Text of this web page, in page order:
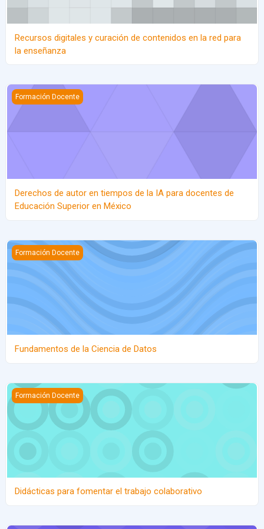
Recursos digitales y curación de contenidos en la red para
la enseñanza
Derechos de autor en tiempos de la IA para docentes de
Formación Docente
Derechos de autor en tiempos de la IA para docentes de
Educación Superior en México
Fundamentos de la Ciencia de Datos
Formación Docente
Fundamentos de la Ciencia de Datos
Didácticas para fomentar el trabajo colaborativo
Formación Docente
Didácticas para fomentar el trabajo colaborativo